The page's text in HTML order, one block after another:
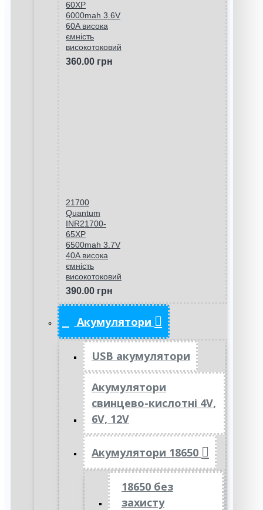
60XP
6000mah 3.6V
60A висока
ємність
високотоковий
360.00 грн
21700
Quantum
INR21700-
65XP
6500mah 3.7V
40A висока
ємність
високотоковий
390.00 грн
Акумулятори
USB акумулятори
Акумулятори
свинцево-кислотні 4V,
6V, 12V
Акумулятори 18650
18650 без
захисту